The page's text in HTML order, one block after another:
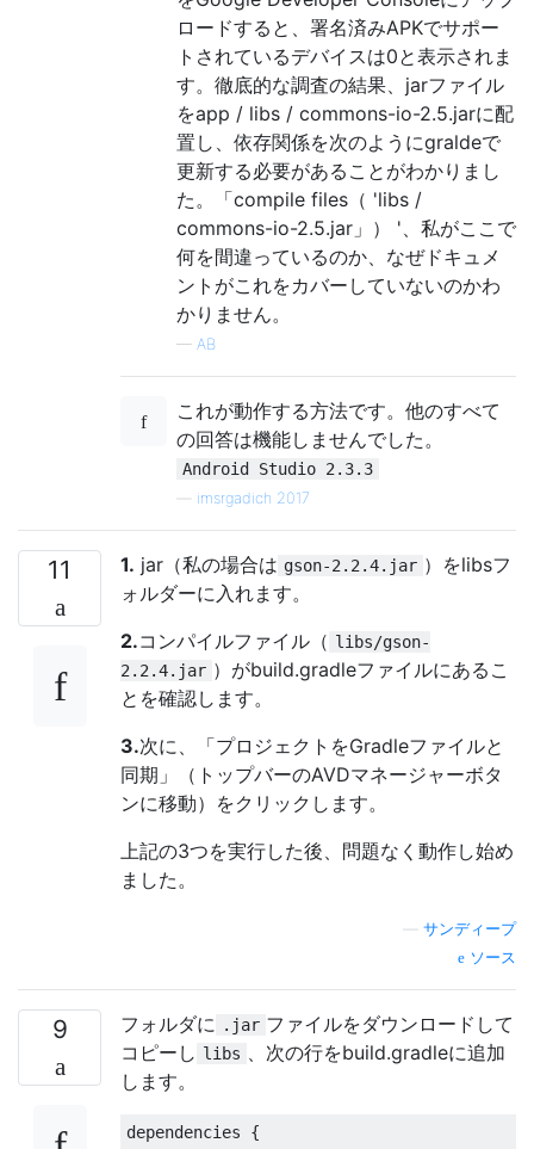
ロードすると、署名済みAPKでサポー
トされているデバイスは0と表示されま
す。徹底的な調査の結果、jarファイル
をapp / libs / commons-io-2.5.jarに配
置し、依存関係を次のようにgraldeで
更新する必要があることがわかりまし
た。「compile files（ 'libs /
commons-io-2.5.jar」） '、私がここで
何を間違っているのか、なぜドキュメ
ントがこれをカバーしていないのかわ
かりません。
— AB
これが動作する方法です。他のすべて
の回答は機能しませんでした。
Android Studio 2.3.3
imsrgadich 2017
11 1. jar（私の場合は gson-2.2.4.jar ）をlibsフ
ォルダーに入れます。
2.コンパイルファイル（ libs/gson-
2.2.4.jar ）がbuild.gradleファイルにあるこ
とを確認します。
3.次に、「プロジェクトをGradleファイルと
同期」（トップバーのAVDマネージャーボタ
ンに移動）をクリックします。
上記の3つを実行した後、問題なく動作し始め
ました。
サンディープ
ソース
9 フォルダに .jar ファイルをダウンロードして
コピーし libs
、次の行をbuild.gradleに追加
します。
dependencies {